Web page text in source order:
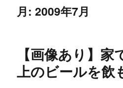
月:2009年7月
【画像あり】
上のビールを飲